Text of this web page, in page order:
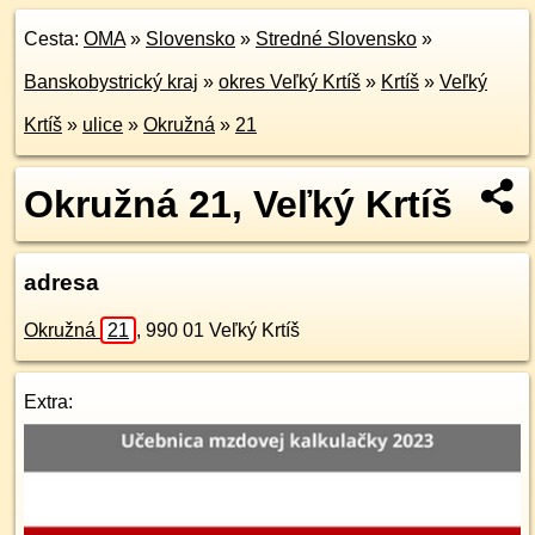
Cesta: OMA» Slovensko » Stredné Slovensko »
Banskobystrický kraj » okres Veľký Krtíš » Krtíš » Veľký
Krtíš » ulice » Okružná » 21
Okružná 21, Veľký Krtíš
adresa
Okružná 21 , 990 01 Veľký Krtíš
Extra: